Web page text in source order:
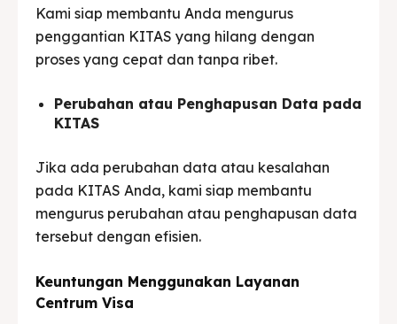
Kami siap membantu Anda mengurus
penggantian KITAS yang hilang dengan
proses yang cepat dan tanpa ribet.
Perubahan atau Penghapusan Data pada
KITAS
Jika ada perubahan data atau kesalahan
pada KITAS Anda, kami siap membantu
mengurus perubahan atau penghapusan data
tersebut dengan efisien.
Keuntungan Menggunakan Layanan
Centrum Visa